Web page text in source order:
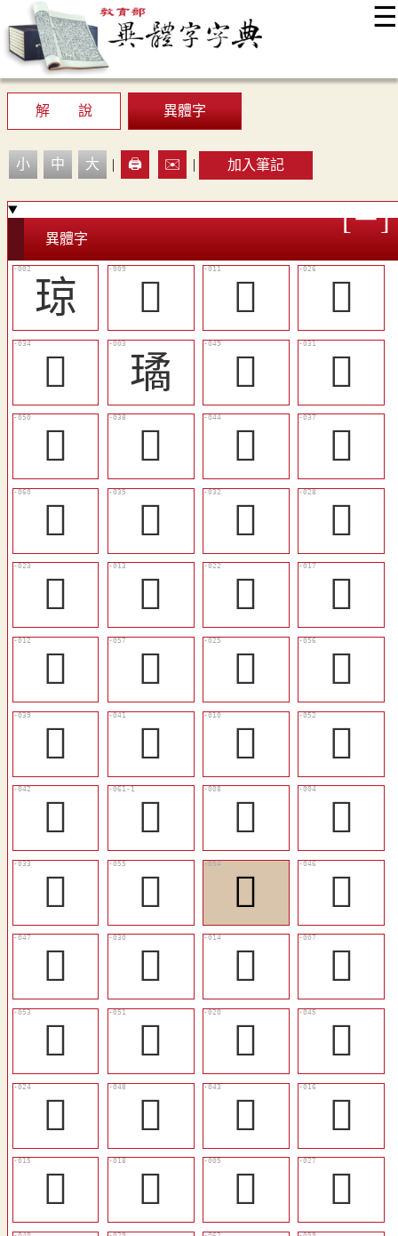
☰
最新消息
顯示模式
網站導覽
解 說
異體字
小 中 大 | 🖨️ ✉️ | 加入筆記
異體字
琼 󳭉 󳭋
󳭚
󳭢
璚 󳭰
󳭟
󳭱
󳭥 󳭫
󳭤
󳭺
󳭣 󳭠
󳭜
󳭗
󳭍 󳭖
󳭑
󳭌
󳭸 󳭙
󳭷
󳭦
󳭨 󳭊
󳭳
󳭩
󳭻 󳭈
󳭅
󳭡
󳭶 󳭵
󳭭
󳭮
󳭞 󳭎
󳭇
󳭴
󳭲 󳭔
󳭬
󳭘
󳭯 󳭪
󳭐
󳭏
󳭒 󳭆
󳭛